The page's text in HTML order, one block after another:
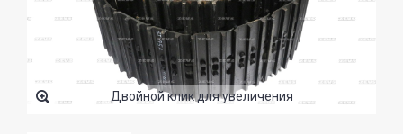
Двойной клик для увеличения